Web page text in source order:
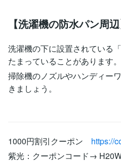
【洗濯機の防水パン周辺
洗濯機の下に設置されている
たまっていることがあります。
掃除機のノズルやハンディー
きましょう。
1000円割引クーポン https://
紫光：クーポンコード→